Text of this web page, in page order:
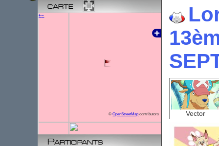
carte
+−
©OpenStreetMap contributors
Participants
Vector